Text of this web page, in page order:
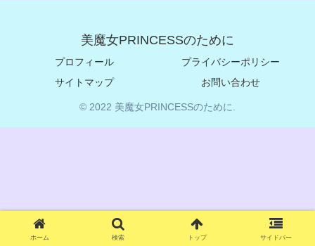
美魔女PRINCESSのために
プロフィール
プライバシーポリシー
サイトマップ
お問い合わせ
© 2022 美魔女PRINCESSのために.
ホーム 検索 トップ サイドバー